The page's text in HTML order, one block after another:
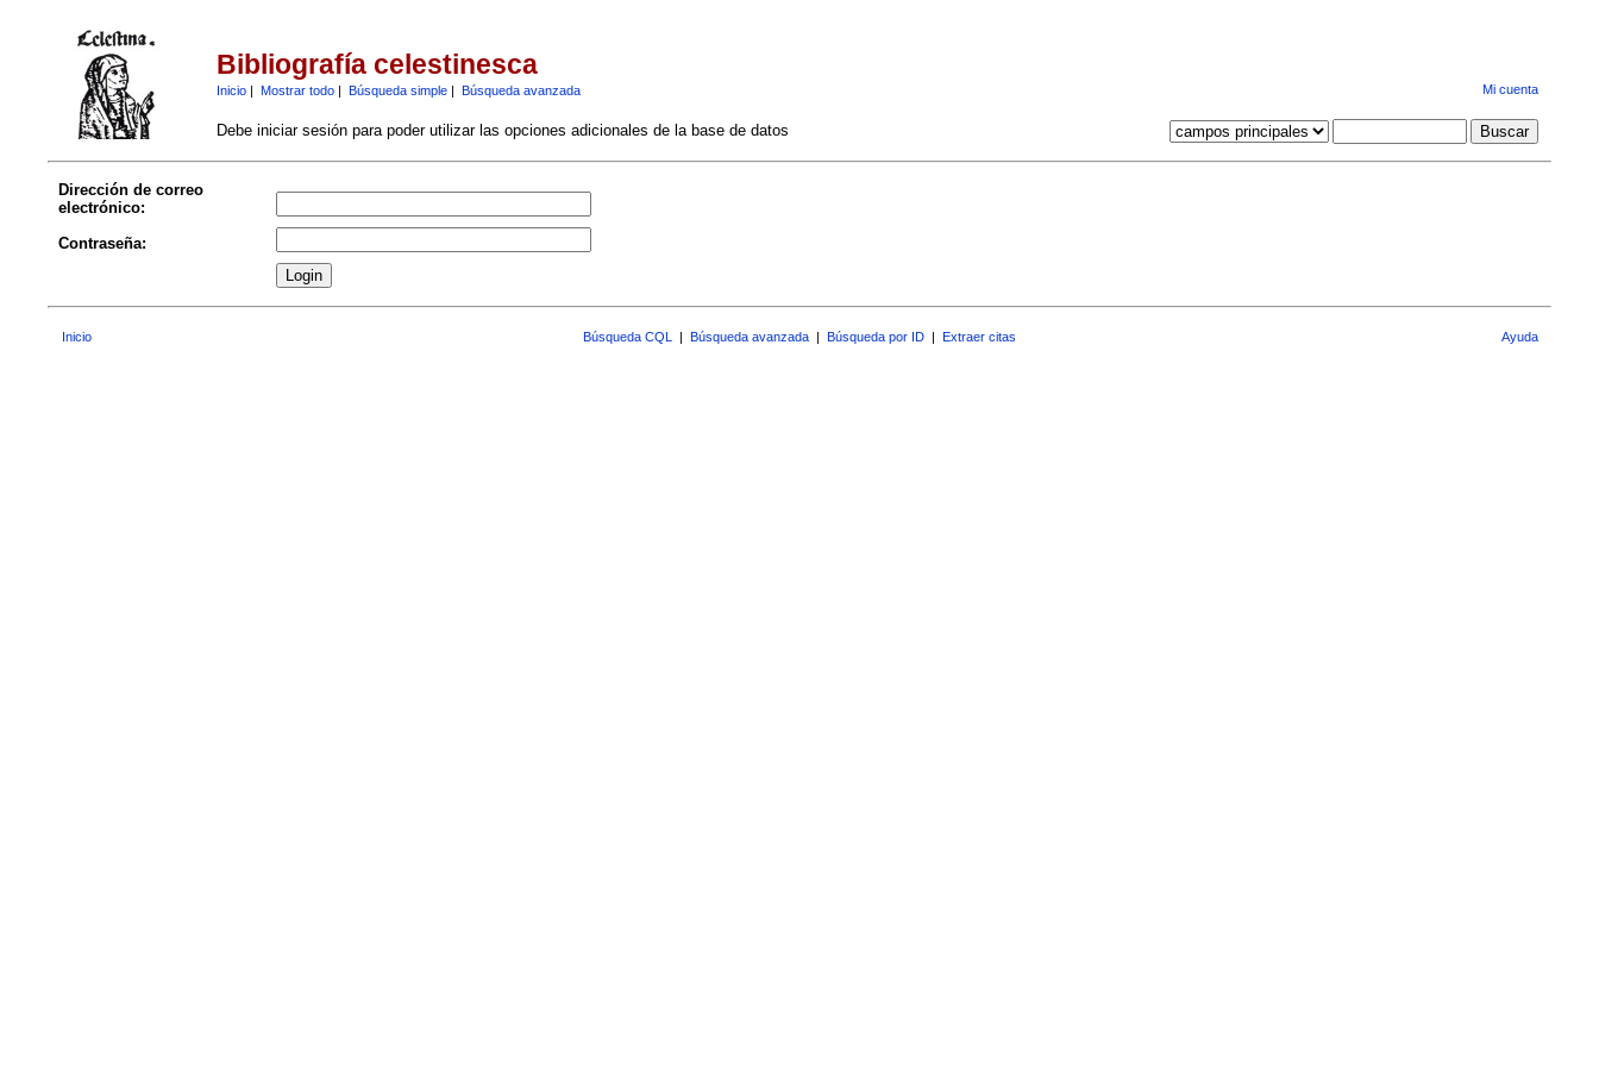
Bibliografía celestinesca
Inicio| Mostrar todo| Búsqueda simple| Búsqueda avanzada Mi cuenta
Debe iniciar sesión para poder utilizar las opciones adicionales de la base de datos
Dirección de correo
electrónico:
Contraseña:
Inicio Búsqueda CQL | Búsqueda avanzada | Búsqueda por ID | Extraer citas Ayuda